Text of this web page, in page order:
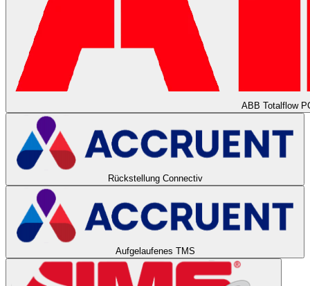
ABB Totalflow
Rückstellung Connectiv
Aufgelaufenes TMS